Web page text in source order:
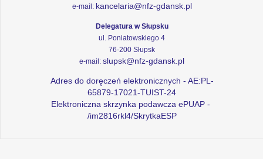
e-mail: kancelaria@nfz-gdansk.pl
Delegatura w Słupsku
ul. Poniatowskiego 4
76-200 Słupsk
e-mail: slupsk@nfz-gdansk.pl
Adres do doręczeń elektronicznych - AE:PL-
65879-17021-TUIST-24
Elektroniczna skrzynka podawcza ePUAP -
/im2816rkl4/SkrytkaESP